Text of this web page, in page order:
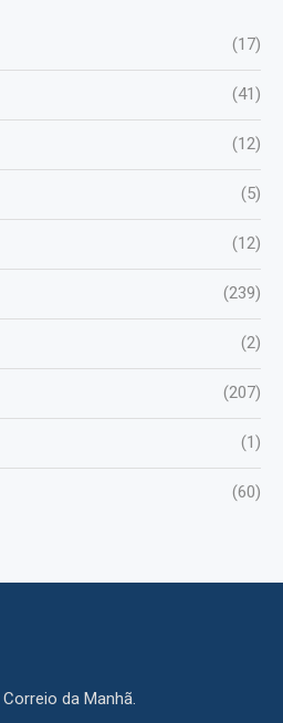
(17)
(41)
(12)
(5)
(12)
(239)
(2)
(207)
(1)
(60)
da Manhã.